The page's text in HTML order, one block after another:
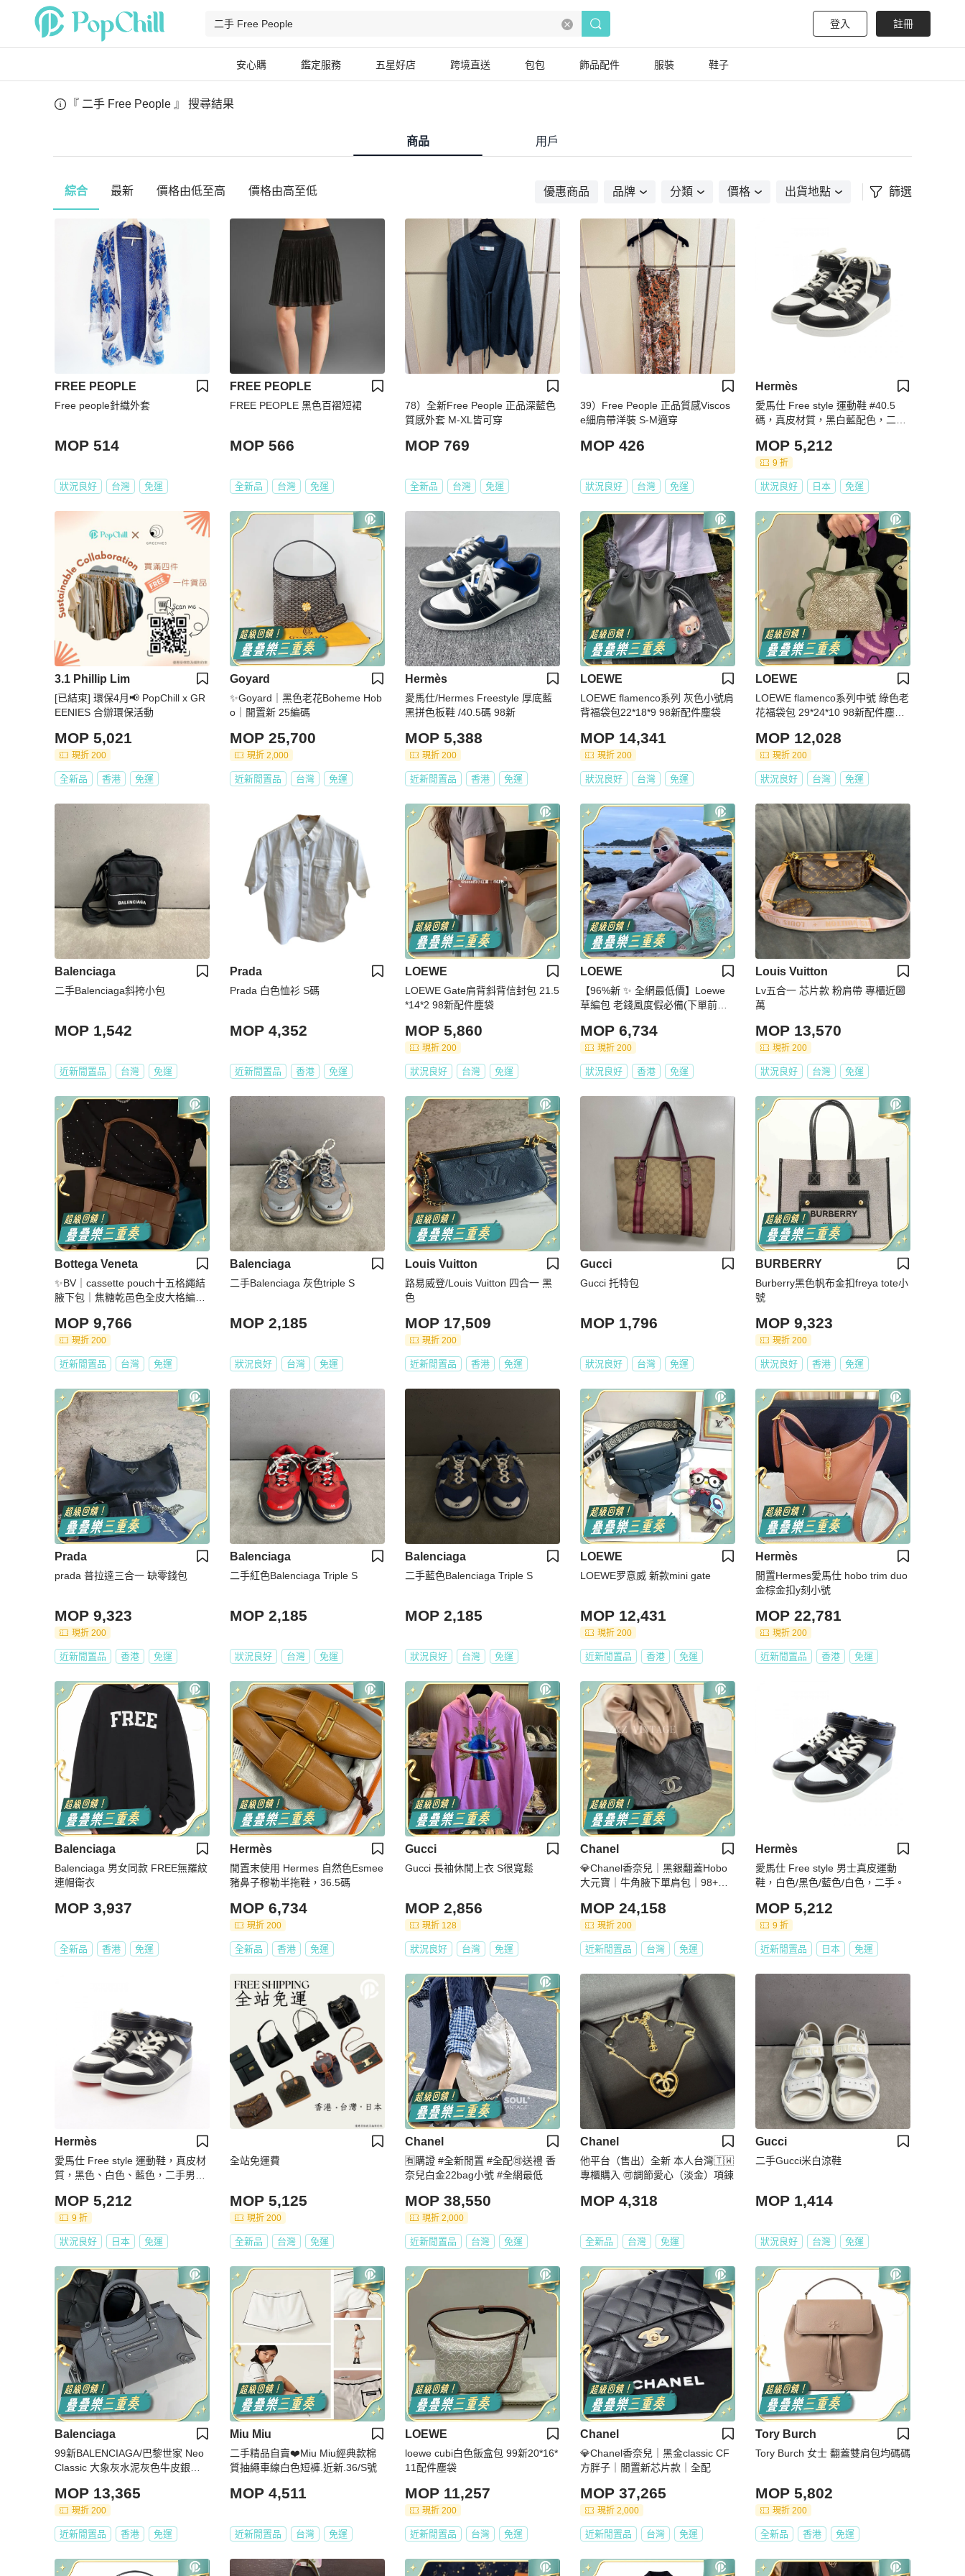
登入 註冊
安心購 鑑定服務 五星好店 跨境直送 包包 飾品配件 服裝 鞋子
『 二手 Free People 』 搜尋結果
商品 用戶
綜合 最新 價格由低至高 價格由高至低 優惠商品 品牌 分類 價格 出貨地點 篩選
FREE PEOPLE
Free people針織外套
MOP 514
狀況良好 台灣 免運
FREE PEOPLE
FREE PEOPLE 黑色百褶短裙
MOP 566
全新品 台灣 免運
78）全新Free People 正品深藍色
質感外套 M-XL皆可穿
MOP 769
全新品 台灣 免運
39）Free People 正品質感Viscos
e細肩帶洋裝 S-M適穿
MOP 426
狀況良好 台灣 免運
Hermès
愛馬仕 Free style 運動鞋 #40.5
碼，真皮材質，黑白藍配色，二手
MOP 5,212
9 折
狀況良好 日本 免運
3.1 Phillip Lim
[已結束] 環保4月📢 PopChill x GR
EENIES 合辦環保活動
MOP 5,021
現折 200
全新品 香港 免運
Goyard
✨Goyard｜黑色老花Boheme Hob
o｜閒置新 25編碼
MOP 25,700
現折 2,000
近新閒置品 台灣 免運
Hermès
愛馬仕/Hermes Freestyle 厚底藍
黑拼色板鞋 /40.5碼 98新
MOP 5,388
現折 200
近新閒置品 香港 免運
LOEWE
LOEWE flamenco系列 灰色小號肩
背福袋包22*18*9 98新配件塵袋
MOP 14,341
現折 200
狀況良好 台灣 免運
LOEWE
LOEWE flamenco系列中號 綠色老
花福袋包 29*24*10 98新配件塵袋
MOP 12,028
現折 200
狀況良好 台灣 免運
Balenciaga
二手Balenciaga斜挎小包
MOP 1,542
近新閒置品 台灣 免運
Prada
Prada 白色恤衫 S碼
MOP 4,352
近新閒置品 香港 免運
LOEWE
LOEWE Gate肩背斜背信封包 21.5
*14*2 98新配件塵袋
MOP 5,860
現折 200
狀況良好 台灣 免運
LOEWE
【96%新 ✨ 全網最低價】Loewe
草編包 老錢風度假必備(下單前先
MOP 6,734
現折 200
狀況良好 香港 免運
Louis Vuitton
Lv五合一 芯片款 粉肩帶 專櫃近🔟
萬
MOP 13,570
現折 200
狀況良好 台灣 免運
Bottega Veneta
✨BV｜cassette pouch十五格繩結
腋下包｜焦糖乾邑色全皮大格編織
MOP 9,766
現折 200
近新閒置品 台灣 免運
Balenciaga
二手Balenciaga 灰色triple S
MOP 2,185
狀況良好 台灣 免運
Louis Vuitton
路易威登/Louis Vuitton 四合一 黑
色
MOP 17,509
現折 200
近新閒置品 香港 免運
Gucci
Gucci 托特包
MOP 1,796
狀況良好 台灣 免運
BURBERRY
Burberry黑色帆布金扣freya tote小
號
MOP 9,323
現折 200
狀況良好 香港 免運
Prada
prada 普拉達三合一 缺零錢包
MOP 9,323
現折 200
近新閒置品 香港 免運
Balenciaga
二手紅色Balenciaga Triple S
MOP 2,185
狀況良好 台灣 免運
Balenciaga
二手藍色Balenciaga Triple S
MOP 2,185
狀況良好 台灣 免運
LOEWE
LOEWE罗意威 新款mini gate
MOP 12,431
現折 200
近新閒置品 香港 免運
Hermès
閒置Hermes愛馬仕 hobo trim duo
金棕金扣y刻小號
MOP 22,781
現折 200
近新閒置品 香港 免運
Balenciaga
Balenciaga 男女同款 FREE無羅紋
連帽衛衣
MOP 3,937
全新品 香港 免運
Hermès
閒置末使用 Hermes 自然色Esmee
豬鼻子穆勒半拖鞋，36.5碼
MOP 6,734
現折 200
全新品 香港 免運
Gucci
Gucci 長袖休閒上衣 S很寬鬆
MOP 2,856
現折 128
狀況良好 台灣 免運
Chanel
💎Chanel香奈兒｜黑銀翻蓋Hobo
大元寶｜牛角腋下單肩包｜98+新
MOP 24,158
現折 200
近新閒置品 台灣 免運
Hermès
愛馬仕 Free style 男士真皮運動
鞋，白色/黑色/藍色/白色，二手。
MOP 5,212
9 折
近新閒置品 日本 免運
Hermès
愛馬仕 Free style 運動鞋，真皮材
質，黑色、白色、藍色，二手男
MOP 5,212
9 折
狀況良好 日本 免運
全站免運費
MOP 5,125
現折 200
全新品 台灣 免運
Chanel
🈶購證 #全新閒置 #全配🉑送禮 香
奈兒白金22bag小號 #全網最低
MOP 38,550
現折 2,000
近新閒置品 台灣 免運
Chanel
他平台（售出）全新 本人台灣🇹🇼
專櫃購入 🉑調節愛心（淡金）項鍊
MOP 4,318
全新品 台灣 免運
Gucci
二手Gucci米白涼鞋
MOP 1,414
狀況良好 台灣 免運
Balenciaga
99新BALENCIAGA/巴黎世家 Neo
Classic 大象灰水泥灰色牛皮銀五
MOP 13,365
現折 200
近新閒置品 香港 免運
Miu Miu
二手精品自賣❤️Miu Miu經典款棉
質抽繩車線白色短褲.近新.36/S號
MOP 4,511
近新閒置品 台灣 免運
LOEWE
loewe cubi白色飯盒包 99新20*16*
11配件塵袋
MOP 11,257
現折 200
近新閒置品 台灣 免運
Chanel
💎Chanel香奈兒｜黑金classic CF
方胖子｜閒置新芯片款｜全配
MOP 37,265
現折 2,000
近新閒置品 台灣 免運
Tory Burch
Tory Burch 女士 翻蓋雙肩包均碼碼
MOP 5,802
現折 200
全新品 香港 免運